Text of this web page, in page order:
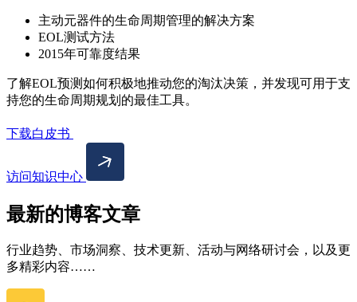
主动元器件的生命周期管理的解决方案
EOL测试方法
2015年可靠度结果
了解EOL预测如何积极地推动您的淘汰决策，并发现可用于支
持您的生命周期规划的最佳工具。
下载白皮书
访问知识中心
最新的博客文章
行业趋势、市场洞察、技术更新、活动与网络研讨会，以及更
多精彩内容……